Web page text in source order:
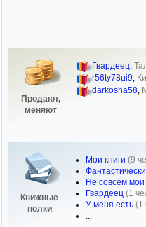
Продают,
меняют
Гвардеец,
r56ty78ui9,
darkosha58
Книжные
полки
Мои книги (9
Не совсем мои
Гвардеец (1
У меня есть (1
...